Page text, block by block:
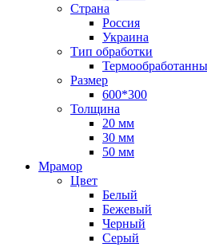
Страна
Россия
Украина
Тип обработки
Размер
600*300
Толщина
20 мм
30 мм
50 мм
Мрамор
Цвет
Белый
Бежевый
Черный
Серый